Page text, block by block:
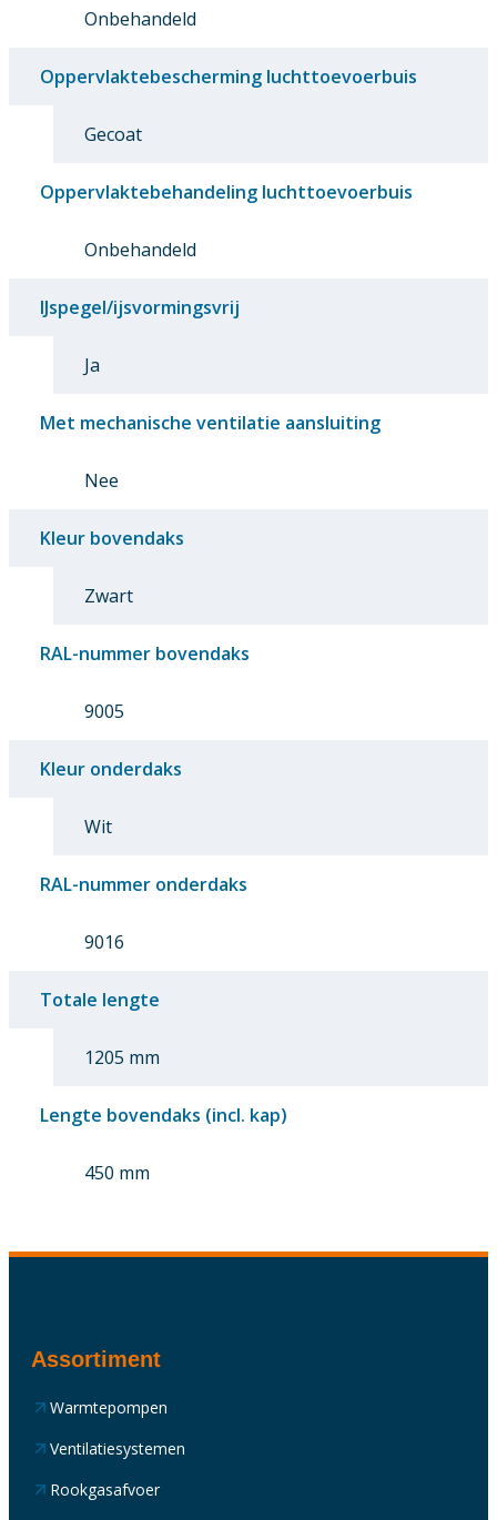
Onbehandeld
Oppervlaktebescherming luchttoevoerbuis
Gecoat
Oppervlaktebehandeling luchttoevoerbuis
Onbehandeld
IJspegel/ijsvormingsvrij
Ja
Met mechanische ventilatie aansluiting
Nee
Kleur bovendaks
Zwart
RAL-nummer bovendaks
9005
Kleur onderdaks
Wit
RAL-nummer onderdaks
9016
Totale lengte
1205 mm
Lengte bovendaks (incl. kap)
450 mm
Assortiment
Warmtepompen
Ventilatiesystemen
Rookgasafvoer